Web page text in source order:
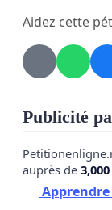
sa propre
milieu de vie
bon vivre »
régionaux,
moteur
5- La MRC
Aidez cette
Publicité
auprès de 3,000